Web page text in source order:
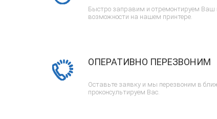
Быстро заправим и отремонтируем Ваш
возможности на нашем принтере.
ОПЕРАТИВНО ПЕРЕЗВОНИМ
Оставьте заявку и мы перезвоним в
проконсультируем Вас.